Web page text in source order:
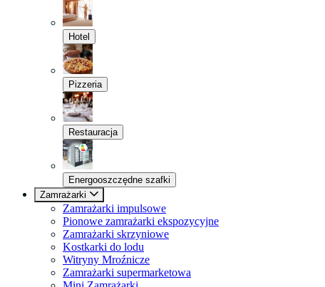
Hotel
Pizzeria
Restauracja
Energooszczędne szafki
Zamrażarki
Zamrażarki impulsowe
Pionowe zamrażarki ekspozycyjne
Zamrażarki skrzyniowe
Kostkarki do lodu
Witryny Mroźnicze
Zamrażarki supermarketowa